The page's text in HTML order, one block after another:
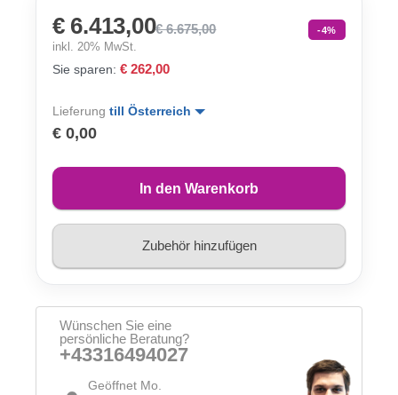
€ 6.413,00€ 6.675,00 -4%
inkl. 20% MwSt.
Sie sparen: € 262,00
Lieferung till Österreich
€ 0,00
In den Warenkorb
Zubehör hinzufügen
Wünschen Sie eine
persönliche Beratung?
+43316494027
Geöffnet Mo.